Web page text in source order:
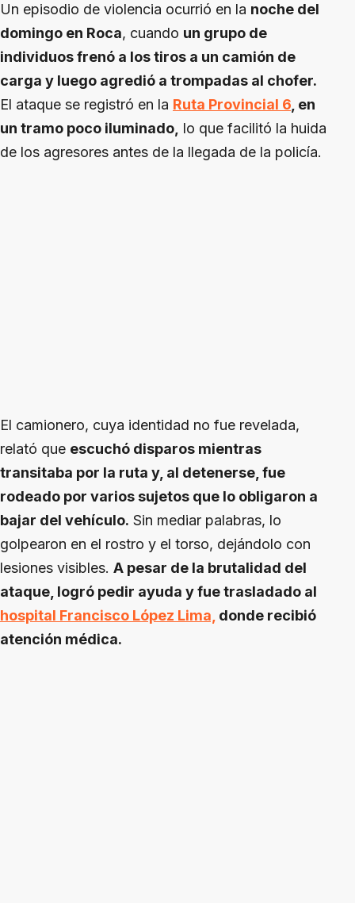
Un episodio de violencia ocurrió en la noche del
domingo en Roca, cuando un grupo de
individuos frenó a los tiros a un camión de
carga y luego agredió a trompadas al chofer.
El ataque se registró en la Ruta Provincial 6, en
un tramo poco iluminado, lo que facilitó la huida
de los agresores antes de la llegada de la policía.
El camionero, cuya identidad no fue revelada,
relató que escuchó disparos mientras
transitaba por la ruta y, al detenerse, fue
rodeado por varios sujetos que lo obligaron a
bajar del vehículo. Sin mediar palabras, lo
golpearon en el rostro y el torso, dejándolo con
lesiones visibles. A pesar de la brutalidad del
ataque, logró pedir ayuda y fue trasladado al
hospital Francisco López Lima, donde recibió
atención médica.